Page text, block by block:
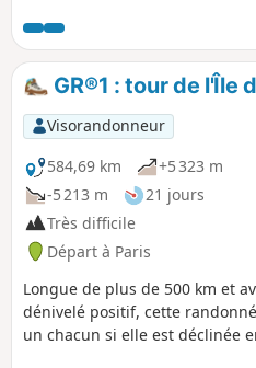
fait en quittant Buno-
particularité d'être en sous-
font penser à la Forêt de
étendues de grés et des zones
peut se fractionner en quatre
des gares de Boigneville,
GR®1 : tour de l'Île
Visorandonneur
584,69 km
+5 323 m
-5 213 m
21 jours
Très difficile
Départ à Paris
Longue de plus de 500 km et
dénivelé positif, cette
un chacun si elle est déclinée